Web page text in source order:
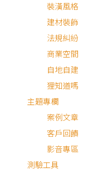
裝潢風格
建材裝飾
法規糾紛
商業空間
自地自建
狸知道嗎
主題專欄
案例文章
客戶回饋
影音專區
測驗工具
2025.09.10
申訴金額多達百萬元
檢察官：起訴不如大